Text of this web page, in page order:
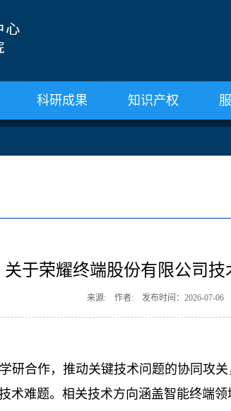
科研成果 知识产权
关于荣耀终端股份有限公司技
来源: 作者: 发布时间：2026-07-06
研合作，推动关键技术问题的协同攻
术难题。相关技术方向涵盖智能终端